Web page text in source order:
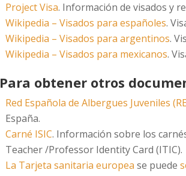
Project Visa. Información de visados y
Wikipedia – Visados para españoles.
Wikipedia – Visados para argentinos.
Wikipedia – Visados para mexicanos.
Para obtener otros
Red Española de Albergues Juveniles
España.
Carné ISIC. Información sobre los
Teacher /Professor Identity Card (ITIC).
La Tarjeta sanitaria europea se puede